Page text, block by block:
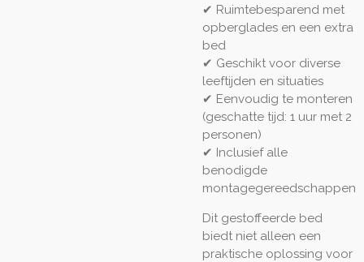
✔ Ruimtebesparend met
opberglades en een extra
bed
✔ Geschikt voor diverse
leeftijden en situaties
✔ Eenvoudig te monteren
(geschatte tijd: 1 uur met 2
personen)
✔ Inclusief alle
benodigde
montagegereedschappen
Dit gestoffeerde bed
biedt niet alleen een
praktische oplossing voor